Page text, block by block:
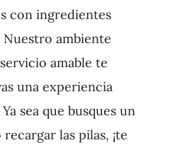
con ingredientes
ambiente
amable te
una experiencia
sea que busques un
las pilas, ¡te